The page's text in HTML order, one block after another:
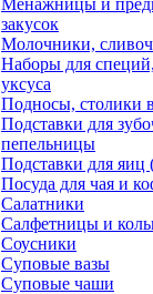
Менажницы и
закусок
Молочники,
Наборы для
уксуса
Подносы, столики
Подставки для
пепельницы
Подставки для
Посуда для чая и
Салатники
Салфетницы и
Соусники
Суповые вазы
Суповые чаши